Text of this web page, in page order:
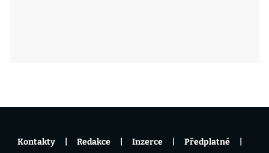
Kontakty Redakce Inzerce Předplatné